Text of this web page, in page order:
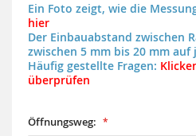
Ein Foto zeigt, wie die
hier
Der Einbauabstand zwischen
zwischen 5 mm bis 20 mm auf
Häufig gestellte Fragen:
überprüfen
Öffnungsweg: